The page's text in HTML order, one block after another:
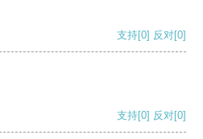
支持[0] 反对[0]
支持[0] 反对[0]